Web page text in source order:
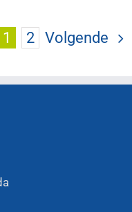
1 2 Volgende